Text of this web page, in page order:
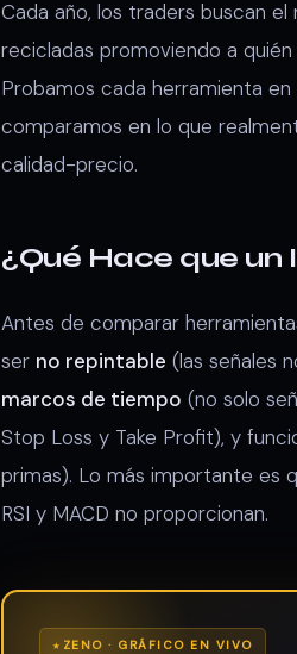
Cada año, los traders buscan
recicladas promoviendo a
Probamos cada herramienta
comparamos en lo que
calidad-precio.
¿Qué Hace que un
Antes de comparar
ser no repintable (las señales
marcos de tiempo (no solo
Stop Loss y Take Profit), y
primas). Lo más importante es
RSI y MACD no proporcionan.
ZENO · GRÁFICO EN VIVO